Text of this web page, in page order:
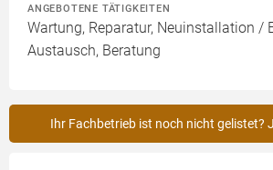
ANGEBOTENE TÄTIGKEITEN
Wartung, Reparatur, Neuinstallation /
Austausch, Beratung
Ihr Fachbetrieb ist noch nicht gelistet?